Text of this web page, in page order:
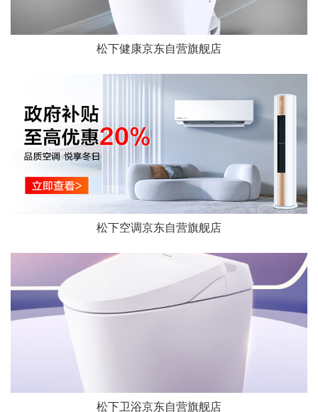
松下健康京东自营旗舰店
松下空调京东自营旗舰店
松下卫浴京东自营旗舰店